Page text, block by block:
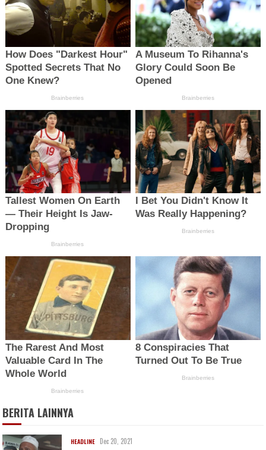
BERITA LAINNYA
HEADLINE Dec 20, 2021